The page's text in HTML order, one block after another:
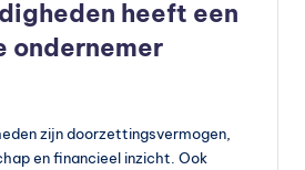
heeft een
ondernemer
zijn doorzettingsvermogen,
en financieel inzicht. Ook